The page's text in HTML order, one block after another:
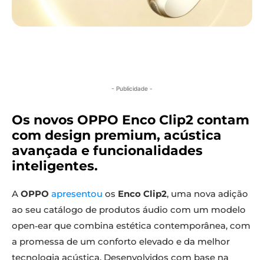
- Publicidade -
Os novos OPPO Enco Clip2 contam
com design premium, acústica
avançada e funcionalidades
inteligentes.
A OPPO apresentou os Enco Clip2, uma nova adição
ao seu catálogo de produtos áudio com um modelo
open‑ear que combina estética contemporânea, com
a promessa de um conforto elevado e da melhor
tecnologia acústica. Desenvolvidos com base na